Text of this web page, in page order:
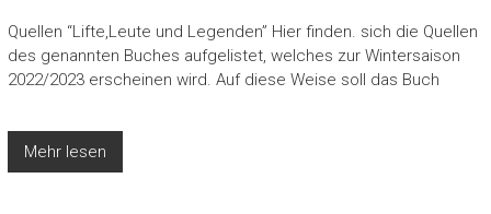
Quellen “Lifte,Leute und Legenden” Hier finden. sich die Quellen
des genannten Buches aufgelistet, welches zur Wintersaison
2022/2023 erscheinen wird. Auf diese Weise soll das Buch
Mehr lesen